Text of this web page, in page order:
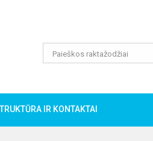
IR KONTAKTAI